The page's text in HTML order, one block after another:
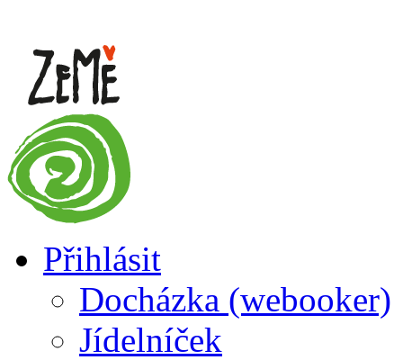
Přihlásit
Docházka (webooker)
Jídelníček